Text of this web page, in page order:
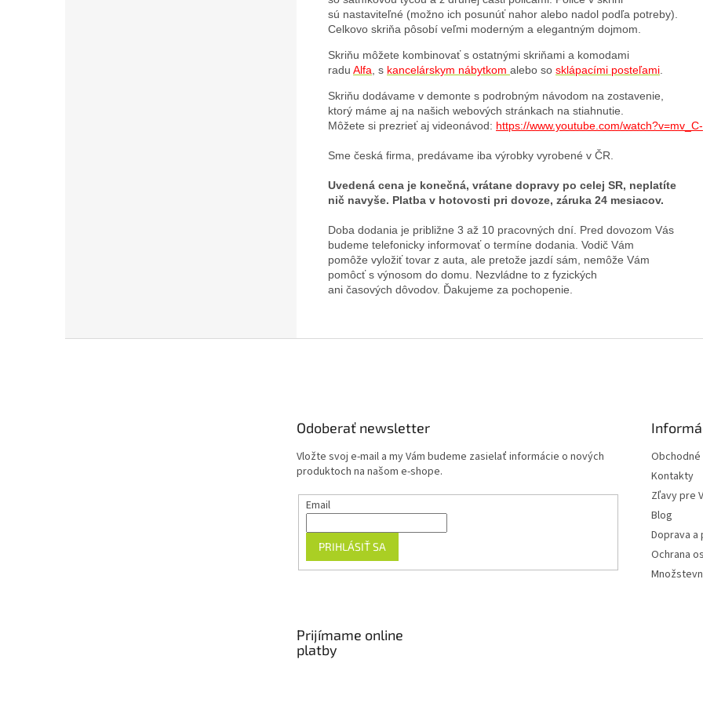
sú nastaviteľné (možno ich posunúť nahor alebo nadol podľa potreby).
Celkovo skriňa pôsobí veľmi moderným a elegantným dojmom.
Skriňu môžete kombinovať s ostatnými skriňami a komodami
radu Alfa s kancelárskym nábytkom alebo so sklápacími posteľami
Skriňu dodávame v demonte s podrobným návodom na zostavenie,
ktorý máme aj na našich webových stránkach na stiahnutie.
Môžete si prezrieť aj videonávod: https://www.youtube.com/
Sme česká firma, predávame iba výrobky vyrobené v ČR.
Uvedená cena je konečná, vrátane dopravy po celej SR, neplatíte
nič navyše. Platba v hotovosti pri dovoze, záruka 24 mesiacov.
Doba dodania je približne 3 až 10 pracovných dní. Pred dovozom Vás
budeme telefonicky informovať o termíne dodania. Vodič Vám
pomôže vyložiť tovar z auta, ale pretože jazdí sám, nemôže Vám
pomôcť s výnosom do domu. Nezvládne to z fyzických
ani časových dôvodov. Ďakujeme za pochopenie.
Odoberať newsletter
Vložte svoj e-mail a my Vám budeme zasielať informácie o nových
produktoch na našom e-shope.
Email
PRIHLÁSIŤ SA
Kontakty
Zľavy pre
Blog
Doprava a
Ochrana
Prijímame online
platby